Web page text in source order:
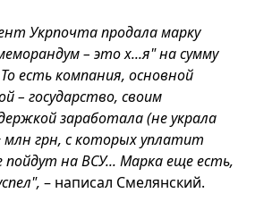
Укрпочта продала марку
– это х...я" на сумму
есть компания, основной
– государство, своим
заработала (не украла
млн грн, с которых уплатит
на ВСУ... Марка еще есть,
– написал Смелянский.